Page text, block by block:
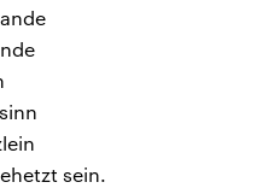
sein.